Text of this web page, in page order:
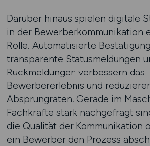
Darüber hinaus spielen digitale
in der Bewerberkommunikation
Rolle. Automatisierte
transparente Statusmeldungen
Rückmeldungen verbessern das
Bewerbererlebnis und
Absprungraten. Gerade im
Fachkräfte stark nachgefragt
die Qualität der Kommunikation
ein Bewerber den Prozess